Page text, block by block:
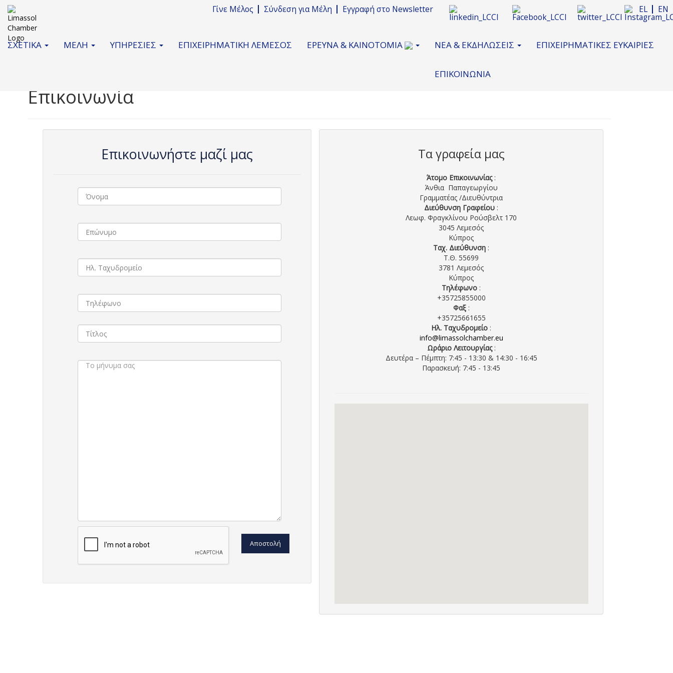
Γίνε Μέλος Σύνδεση για Μέλη Εγγραφή στο Newsletter EL EN
ΣΧΕΤΙΚΑ ΜΕΛΗ ΥΠΗΡΕΣΙΕΣ ΕΠΙΧΕΙΡΗΜΑΤΙΚΗ ΛΕΜΕΣΟΣ ΕΡΕΥΝΑ & ΚΑΙΝΟΤΟΜΙΑ ΝΕΑ & ΕΚΔΗΛΩΣΕΙΣ ΕΠΙΧΕΙΡΗΜΑΤΙΚΕΣ ΕΥΚΑΙΡΙΕΣ
ΕΠΙΚΟΙΝΩΝΙΑ
Επικοινωνία
Επικοινωνήστε μαζί μας
Αποστολή
Τα γραφεία μας
Άτομο Επικοινωνίας :
Άνθια Παπαγεωργίου
Γραμματέας/Διευθύντρια
Διεύθυνση Γραφείου :
Λεωφ. Φραγκλίνου Ρούσβελτ 170
3045 Λεμεσός
Κύπρος
Ταχ. Διεύθυνση :
Τ.Θ. 55699
3781 Λεμεσός
Κύπρος
Τηλέφωνο :
+35725855000
Φαξ :
+35725661655
Ηλ. Ταχυδρομείο :
info@limassolchamber.eu
Ωράριο Λειτουργίας :
Δευτέρα – Πέμπτη: 7:45 - 13:30 & 14:30 - 16:45
Παρασκευή: 7:45 - 13:45